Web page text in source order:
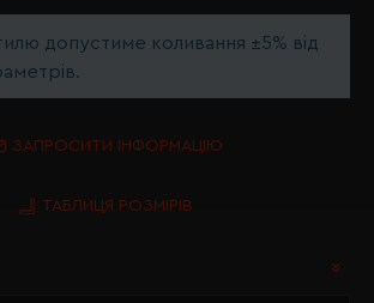
допустиме коливання ±5% від
ЗАПРОСИТИ ІНФОРМАЦІЮ
ТАБЛИЦЯ РОЗМІРІВ